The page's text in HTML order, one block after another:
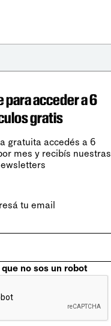
acceder a 6
gratis
gratuita accedés a 6
mes y recibís nuestras
tu email
no sos un robot